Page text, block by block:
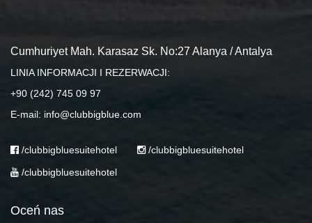
Cumhuriyet Mah. Karasaz Sk. No:27 Alanya / Antalya
LINIA INFORMACJI I REZERWACJI:
+90 (242) 745 09 97
E-mail: info@clubbigblue.com
/clubbigbluesuitehotel
/clubbigbluesuitehotel
/clubbigbluesuitehotel
Oceń nas